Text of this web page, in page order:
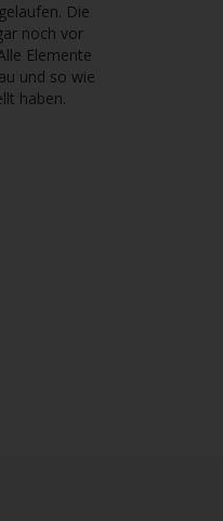
Die
noch vor
Elemente
und so wie
haben.